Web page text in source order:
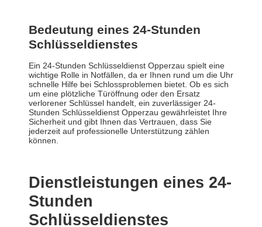
Bedeutung eines 24-Stunden
Schlüsseldienstes
Ein 24-Stunden Schlüsseldienst Opperzau spielt eine
wichtige Rolle in Notfällen, da er Ihnen rund um die Uhr
schnelle Hilfe bei Schlossproblemen bietet. Ob es sich
um eine plötzliche Türöffnung oder den Ersatz
verlorener Schlüssel handelt, ein zuverlässiger 24-
Stunden Schlüsseldienst Opperzau gewährleistet Ihre
Sicherheit und gibt Ihnen das Vertrauen, dass Sie
jederzeit auf professionelle Unterstützung zählen
können.
Dienstleistungen eines 24-
Stunden
Schlüsseldienstes